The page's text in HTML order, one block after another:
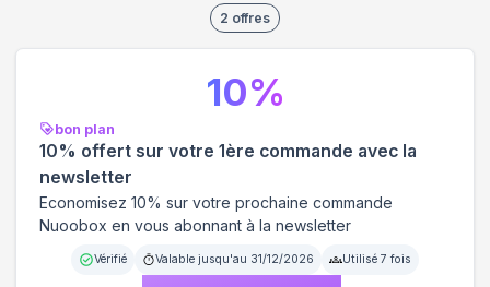
2 offres
bon plan
10% offert sur votre 1ère commande avec la
newsletter
Economisez 10% sur votre prochaine commande
Nuoobox en vous abonnant à la newsletter
Vérifié Valable jusqu'au 31/12/2026 Utilisé 7 fois
10%